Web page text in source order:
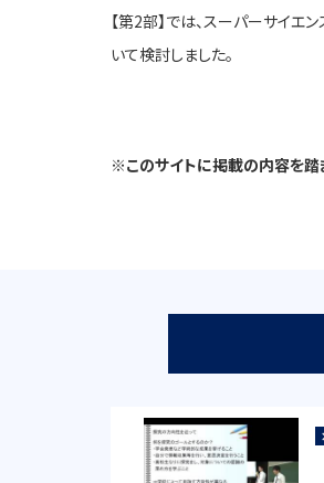
【第2部】では、スーパーサイ
いて検討しました。
※このサイトに掲載の内容を踏